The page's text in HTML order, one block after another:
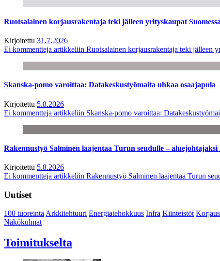
Ruotsalainen korjausrakentaja teki jälleen yrityskaupat
Kirjoitettu 31.7.2026
Ei kommentteja artikkeliin Ruotsalainen korjausrakentaja teki jälleen
Skanska-pomo varoittaa: Datakeskustyömaita uhkaa osaajapula
Kirjoitettu 5.8.2026
Ei kommentteja artikkeliin Skanska-pomo varoittaa:
Rakennustyö Salminen laajentaa Turun seudulle –
Kirjoitettu 5.8.2026
Ei kommentteja artikkeliin Rakennustyö Salminen laajentaa Turun
Uutiset
100 tuoreintaArkkitehtuuri Energiatehokkuus Infra Kiinteistöt
Näkökulmat
Toimitukselta